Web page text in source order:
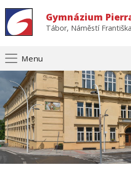
Gymnázium
Tábor, Náměstí
Menu